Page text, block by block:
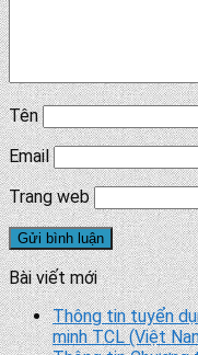
Tên
Email
Trang web
Bài viết mới
Thông tin tuyển
minh TCL (Việt